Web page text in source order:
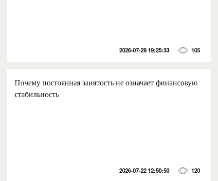
2026-07-29 19:25:33 105
Почему постоянная занятость не означает финансовую
стабильность
2026-07-22 12:50:50 120